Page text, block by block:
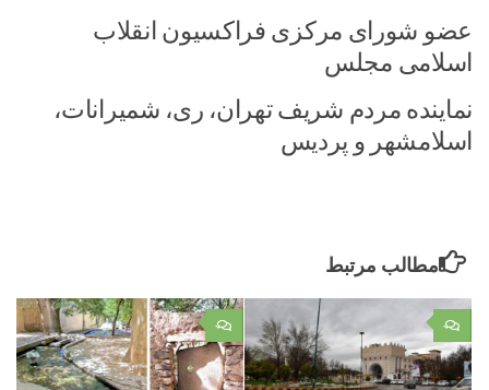
عضو شورای مرکزی فراکسیون انقلاب
اسلامی مجلس
نماینده مردم شریف تهران، ری، شمیرانات،
اسلامشهر و پردیس
مطالب مرتبط
۰ ۰